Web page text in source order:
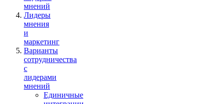
мнений
Лидеры
мнения
и
маркетинг
Варианты
сотрудничества
с
лидерами
мнений
Единичные